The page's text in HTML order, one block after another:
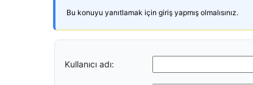
Bu konuyu yanıtlamak için giriş yapmış olmalısınız.
Kullanıcı adı: